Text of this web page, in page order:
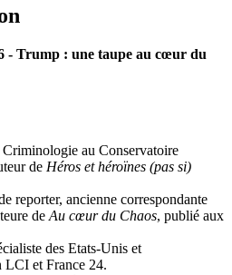
- Trump : une taupe au cœur du
au Conservatoire
de Héros et héroïnes (pas si)
reporter, ancienne correspondante
de Au cœur du Chaos, publié aux
des Etats-Unis et
LCI et France 24.